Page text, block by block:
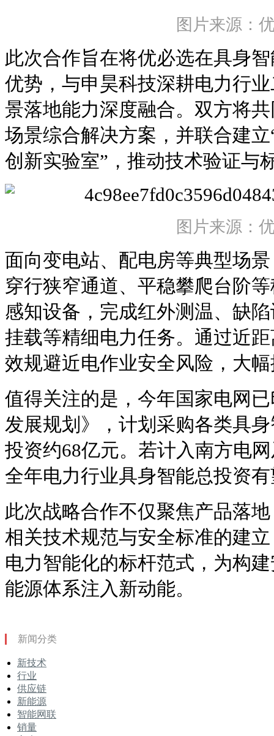
图片来源：
此次合作旨在将优必选在具身
优势，与申昊科技深耕电力行
景落地能力深度融合。双方将
场景综合解决方案，并联合建
创新实验室”，推动技术验证与
图片来源：
面向变电站、配电房等典型场
穿行狭窄通道、平稳攀爬台阶
感知设备，完成红外测温、缺
挂载等精细电力任务。通过近
效规避近电作业安全风险，大
值得关注的是，今年国家电网
发展规划》，计划采购各类具
投资约68亿元。若计入南方电
全年电力行业具身智能总投资
此次战略合作不仅聚焦产品落
相关技术规范与安全标准的建
电力智能化的标杆范式，为构
能源体系注入新动能。
新闻分类
新技术
行业
供应链
新能源
智能网联
销量